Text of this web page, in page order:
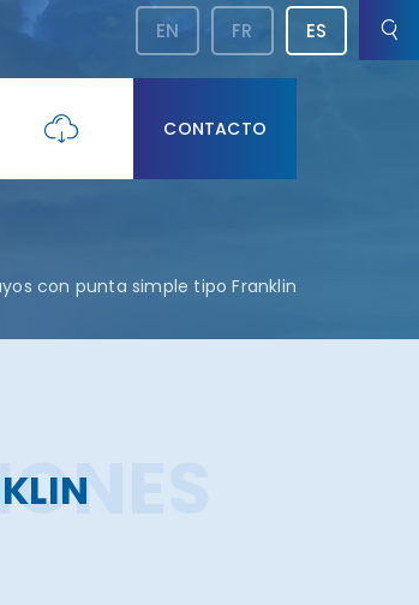
CONTACTO
EN FR ES
con punta simple tipo Franklin